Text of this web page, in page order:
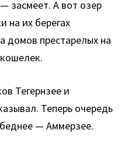
засмеет. А вот озер
на их берегах
домов престарелых на
Тегернзее и
Теперь очередь
— Аммерзее.